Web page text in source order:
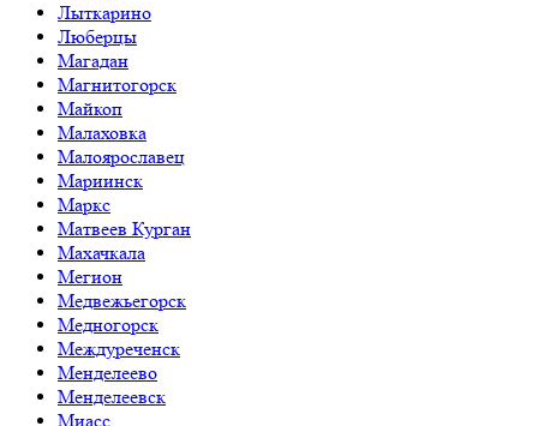
Лыткарино
Люберцы
Магадан
Магнитогорск
Майкоп
Малаховка
Малоярославец
Мариинск
Маркс
Матвеев Курган
Махачкала
Мегион
Медвежьегорск
Медногорск
Междуреченск
Менделеево
Менделеевск
Миасс